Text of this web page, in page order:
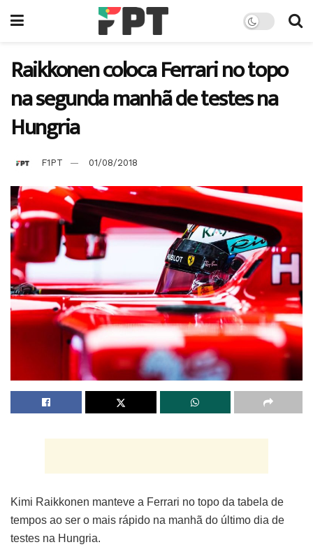
Raikkonen coloca Ferrari no topo
na segunda manhã de testes na
Hungria
F1PT 01/08/2018
Kimi Raikkonen manteve a Ferrari no topo da tabela de
tempos ao ser o mais rápido na manhã do último dia de
testes na Hungria.